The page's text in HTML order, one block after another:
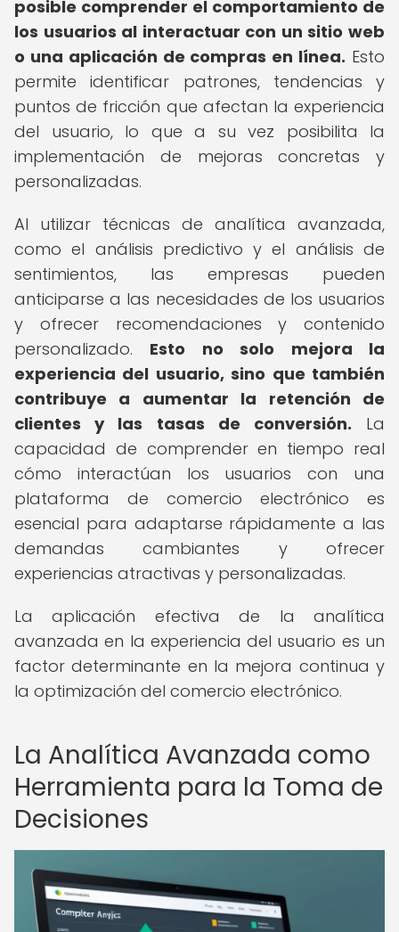
posible comprender el comportamiento de
los usuarios al interactuar con un sitio web
o una aplicación de compras en línea. Esto
permite identificar patrones, tendencias y
puntos de fricción que afectan la experiencia
del usuario, lo que a su vez posibilita la
implementación de mejoras concretas y
personalizadas.
Al utilizar técnicas de analítica avanzada,
como el análisis predictivo y el análisis de
sentimientos, las empresas pueden
anticiparse a las necesidades de los usuarios
y ofrecer recomendaciones y contenido
personalizado. Esto no solo mejora la
experiencia del usuario, sino que también
contribuye a aumentar la retención de
clientes y las tasas de conversión. La
capacidad de comprender en tiempo real
cómo interactúan los usuarios con una
plataforma de comercio electrónico es
esencial para adaptarse rápidamente a las
demandas cambiantes y ofrecer
experiencias atractivas y personalizadas.
La aplicación efectiva de la analítica
avanzada en la experiencia del usuario es un
factor determinante en la mejora continua y
la optimización del comercio electrónico.
La Analítica Avanzada como
Herramienta para la Toma de
Decisiones